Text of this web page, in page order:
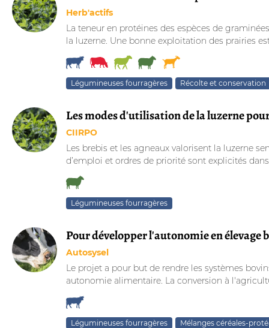
Herb'actifs
La teneur en protéines des espèces de
la luzerne. Une bonne exploitation des prairies
Légumineuses fourragères Récolte et conservation
Les modes d'utilisation de la luzerne
CIIRPO
Les brebis et les agneaux valorisent la luzerne
d’emploi et ordres de priorité sont explicités
Légumineuses fourragères
Pour développer l'autonomie en élevage
Autosysel
Le projet a pour but de rendre les systèmes
autonomie alimentaire. La conversion à
Légumineuses fourragères Mélanges céréales-